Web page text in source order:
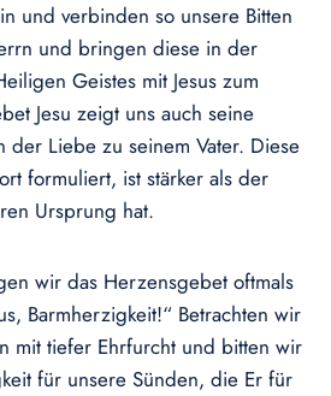
und verbinden so unsere Bitten
und bringen diese in der
Geistes mit Jesus zum
Jesu zeigt uns auch seine
Liebe zu seinem Vater. Diese
formuliert, ist stärker als der
Ursprung hat.
wir das Herzensgebet oftmals
Barmherzigkeit!“ Betrachten wir
mit tiefer Ehrfurcht und bitten wir
für unsere Sünden, die Er für